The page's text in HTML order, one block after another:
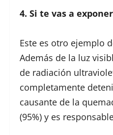
4. Si te vas a
Este es otro ejemplo
Además de la luz
de radiación
completamente
causante de la
(95%) y es